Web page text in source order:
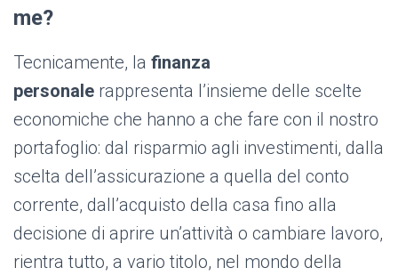
me?
Tecnicamente, la finanza
personale rappresenta l’insieme delle scelte
economiche che hanno a che fare con il nostro
portafoglio: dal risparmio agli investimenti, dalla
scelta dell’assicurazione a quella del conto
corrente, dall’acquisto della casa fino alla
decisione di aprire un’attività o cambiare lavoro,
rientra tutto, a vario titolo, nel mondo della